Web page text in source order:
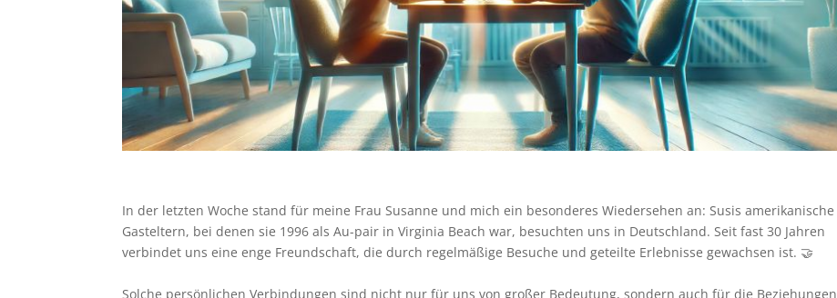
In der letzten Woche stand für meine Frau Susanne und mich ein besonderes Wiedersehen an: Susis amerikanische
Gasteltern, bei denen sie 1996 als Au-pair in Virginia Beach war, besuchten uns in Deutschland. Seit fast 30 Jahren
verbindet uns eine enge Freundschaft, die durch regelmäßige Besuche und geteilte Erlebnisse gewachsen ist. 🤝
Solche persönlichen Verbindungen sind nicht nur für uns von großer Bedeutung, sondern auch für die Beziehungen